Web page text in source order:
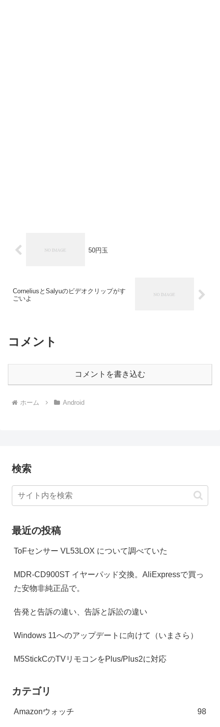
50円玉
CorneliusとSalyuのビデオクリップがす
ごいよ
コメント
コメントを書き込む
ホーム Android
検索
最近の投稿
ToFセンサー VL53LOX について調べていた
MDR-CD900ST イヤーパッド交換。AliExpressで買っ
た安物非純正品で。
告発と告訴の違い、告訴と訴訟の違い
Windows 11へのアップデートに向けて（いまさら）
M5StickCのTVリモコンをPlus/Plus2に対応
カテゴリ
Amazonウォッチ 98